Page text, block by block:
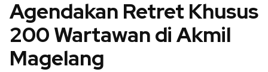
Agendakan Retret Khusus
200 Wartawan di Akmil
Magelang